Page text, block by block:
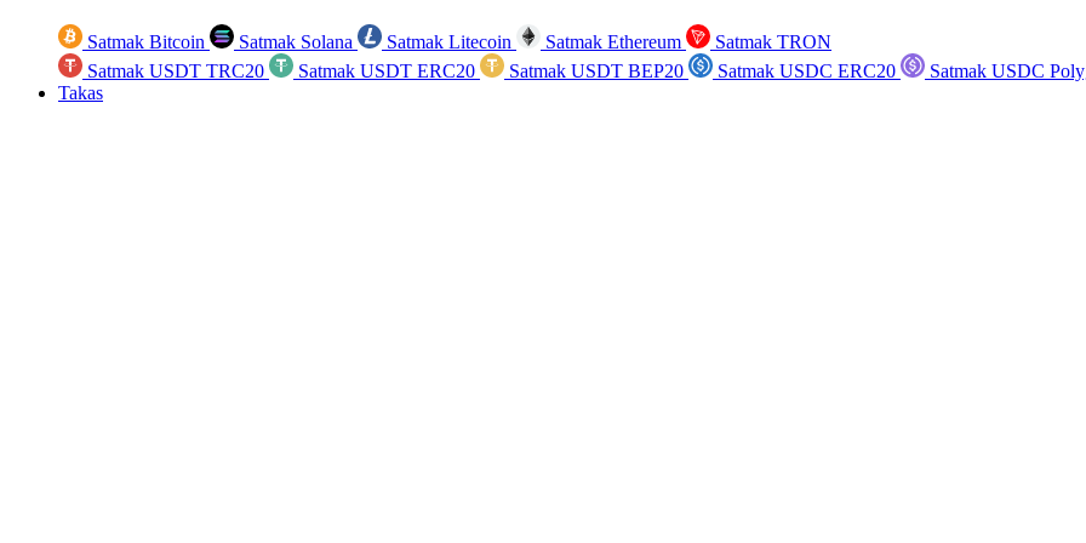
Satmak Bitcoin Satmak Solana Satmak Litecoin Satmak Ethereum
Satmak TRON
Satmak USDT TRC20
Satmak USDT ERC20 Satmak USDT BEP20 Satmak USDC ERC20
Satmak USDC
Takas